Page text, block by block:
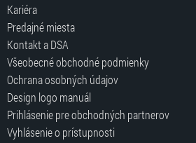
Kariéra
Predajné miesta
Kontakt a DSA
Všeobecné obchodné podmienky
Ochrana osobných údajov
Design logo manuál
Prihlásenie pre obchodných partnerov
Vyhlásenie o prístupnosti